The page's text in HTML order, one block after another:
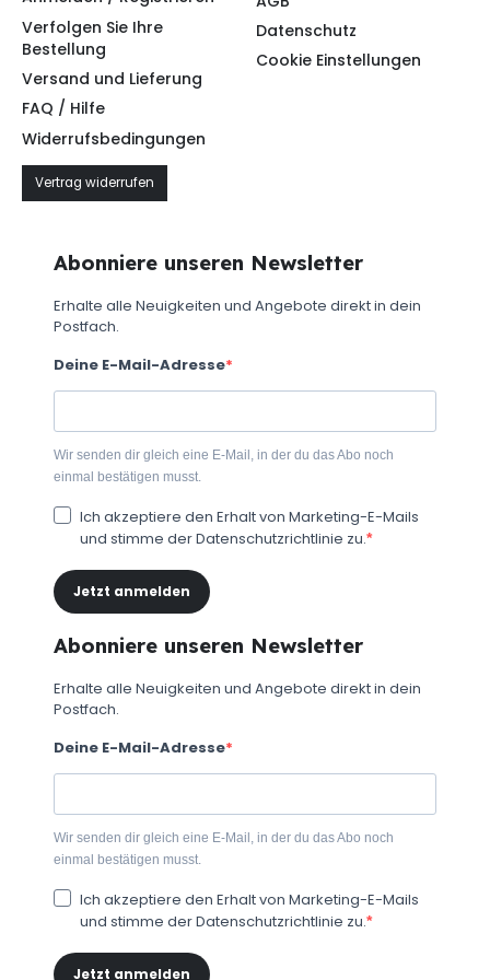
Verfolgen Sie Ihre
Bestellung
Versand und Lieferung
FAQ / Hilfe
Widerrufsbedingungen
Vertrag widerrufen
Datenschutz
Cookie Einstellungen
Abonniere unseren Newsletter
Erhalte alle Neuigkeiten und Angebote direkt in dein
Postfach.
Deine E-Mail-Adresse
Wir senden dir gleich eine E-Mail, in der du das Abo noch
einmal bestätigen musst.
Ich akzeptiere den Erhalt von Marketing-E-Mails
und stimme der Datenschutzrichtlinie zu.
Jetzt anmelden
Abonniere unseren Newsletter
Erhalte alle Neuigkeiten und Angebote direkt in dein
Postfach.
Deine E-Mail-Adresse
Wir senden dir gleich eine E-Mail, in der du das Abo noch
einmal bestätigen musst.
Ich akzeptiere den Erhalt von Marketing-E-Mails
und stimme der Datenschutzrichtlinie zu.
Jetzt anmelden